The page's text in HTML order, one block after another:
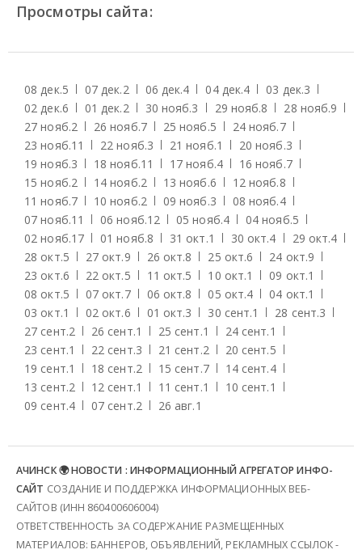
Просмотры сайта:
08 дек.5 07 дек.2 06 дек.4 04 дек.4 03 дек.3
02 дек.6 01 дек.2 30 нояб.3 29 нояб.8 28 нояб.9
27 нояб.2 26 нояб.7 25 нояб.5 24 нояб.7
23 нояб.11 22 нояб.3 21 нояб.1 20 нояб.3
19 нояб.3 18 нояб.11 17 нояб.4 16 нояб.7
15 нояб.2 14 нояб.2 13 нояб.6 12 нояб.8
11 нояб.7 10 нояб.2 09 нояб.3 08 нояб.4
07 нояб.11 06 нояб.12 05 нояб.4 04 нояб.5
02 нояб.17 01 нояб.8 31 окт.1 30 окт.4 29 окт.4
28 окт.5 27 окт.9 26 окт.8 25 окт.6 24 окт.9
23 окт.6 22 окт.5 11 окт.5 10 окт.1 09 окт.1
08 окт.5 07 окт.7 06 окт.8 05 окт.4 04 окт.1
03 окт.1 02 окт.6 01 окт.3 30 сент.1 28 сент.3
27 сент.2 26 сент.1 25 сент.1 24 сент.1
23 сент.1 22 сент.3 21 сент.2 20 сент.5
19 сент.1 18 сент.2 15 сент.7 14 сент.4
13 сент.2 12 сент.1 11 сент.1 10 сент.1
09 сент.4 07 сент.2 26 авг.1
АЧИНСК 🌍 НОВОСТИ : ИНФОРМАЦИОННЫЙ АГРЕГАТОР ИНФО-
САЙТ СОЗДАНИЕ И ПОДДЕРЖКА ИНФОРМАЦИОННЫХ ВЕБ-
САЙТОВ (ИНН 860400606004)
ОТВЕТСТВЕННОСТЬ ЗА СОДЕРЖАНИЕ РАЗМЕЩЕННЫХ
МАТЕРИАЛОВ: БАННЕРОВ, ОБЪЯВЛЕНИЙ, РЕКЛАМНЫХ ССЫЛОК -